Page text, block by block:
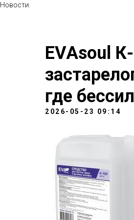
Новости
EVAsoul
где
2026-05-23 09:14